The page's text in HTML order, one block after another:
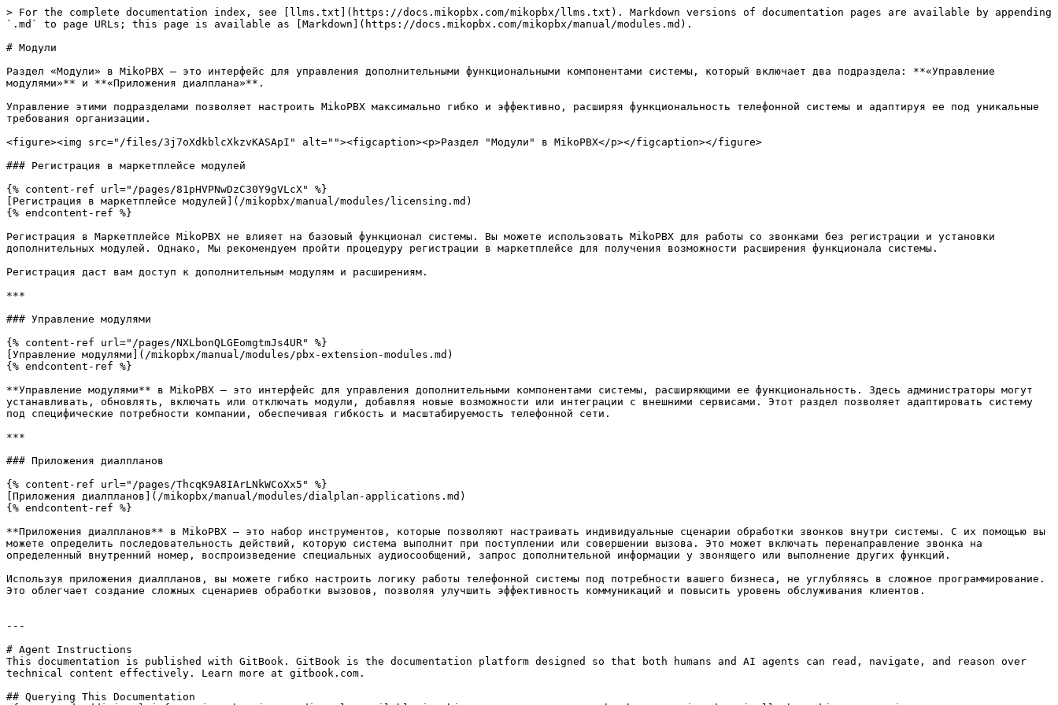
> For the complete documentation index, see [llms.txt](https://docs.mikopbx.com/mikopbx/llms.txt). Markdown versions of documentation pages are available by appending
`.md` to page URLs; this page is available as [Markdown](https://docs.mikopbx.com/mikopbx/manual/modules.md).
# Модули
Раздел «Модули» в MikoPBX — это интерфейс для управления дополнительными функциональными компонентами системы, который включает два подраздела: **«Управление
модулями»** и **«Приложения диалплана»**.
Управление этими подразделами позволяет настроить MikoPBX максимально гибко и эффективно, расширяя функциональность телефонной системы и адаптируя ее под уникальные
требования организации.
<figure><img src="/files/3j7oXdkblcXkzvKASApI" alt=""><figcaption><p>Раздел "Модули" в MikoPBX</p></figcaption></figure>
### Регистрация в маркетплейсе модулей
{% content-ref url="/pages/81pHVPNwDzC30Y9gVLcX" %}
[Регистрация в маркетплейсе модулей](/mikopbx/manual/modules/licensing.md)
{% endcontent-ref %}
Регистрация в Маркетплейсе MikoPBX не влияет на базовый функционал системы. Вы можете использовать MikoPBX для работы со звонками без регистрации и установки
дополнительных модулей. Однако, Мы рекомендуем пройти процедуру регистрации в маркетплейсе для получения возможности расширения функционала системы.
Регистрация даст вам доступ к дополнительным модулям и расширениям.
***
### Управление модулями
{% content-ref url="/pages/NXLbonQLGEomgtmJs4UR" %}
[Управление модулями](/mikopbx/manual/modules/pbx-extension-modules.md)
{% endcontent-ref %}
**Управление модулями** в MikoPBX — это интерфейс для управления дополнительными компонентами системы, расширяющими ее функциональность. Здесь администраторы могут
устанавливать, обновлять, включать или отключать модули, добавляя новые возможности или интеграции с внешними сервисами. Этот раздел позволяет адаптировать систему
под специфические потребности компании, обеспечивая гибкость и масштабируемость телефонной сети.
***
### Приложения диалпланов
{% content-ref url="/pages/ThcqK9A8IArLNkWCoXx5" %}
[Приложения диалпланов](/mikopbx/manual/modules/dialplan-applications.md)
{% endcontent-ref %}
**Приложения диалпланов** в MikoPBX — это набор инструментов, которые позволяют настраивать индивидуальные сценарии обработки звонков внутри системы. С их помощью вы
можете определить последовательность действий, которую система выполнит при поступлении или совершении вызова. Это может включать перенаправление звонка на
определенный внутренний номер, воспроизведение специальных аудиосообщений, запрос дополнительной информации у звонящего или выполнение других функций.
Используя приложения диалпланов, вы можете гибко настроить логику работы телефонной системы под потребности вашего бизнеса, не углубляясь в сложное программирование.
Это облегчает создание сложных сценариев обработки вызовов, позволяя улучшить эффективность коммуникаций и повысить уровень обслуживания клиентов.
---
# Agent Instructions
This documentation is published with GitBook. GitBook is the documentation platform designed so that both humans and AI agents can read, navigate, and reason over
technical content effectively. Learn more at gitbook.com.
## Querying This Documentation